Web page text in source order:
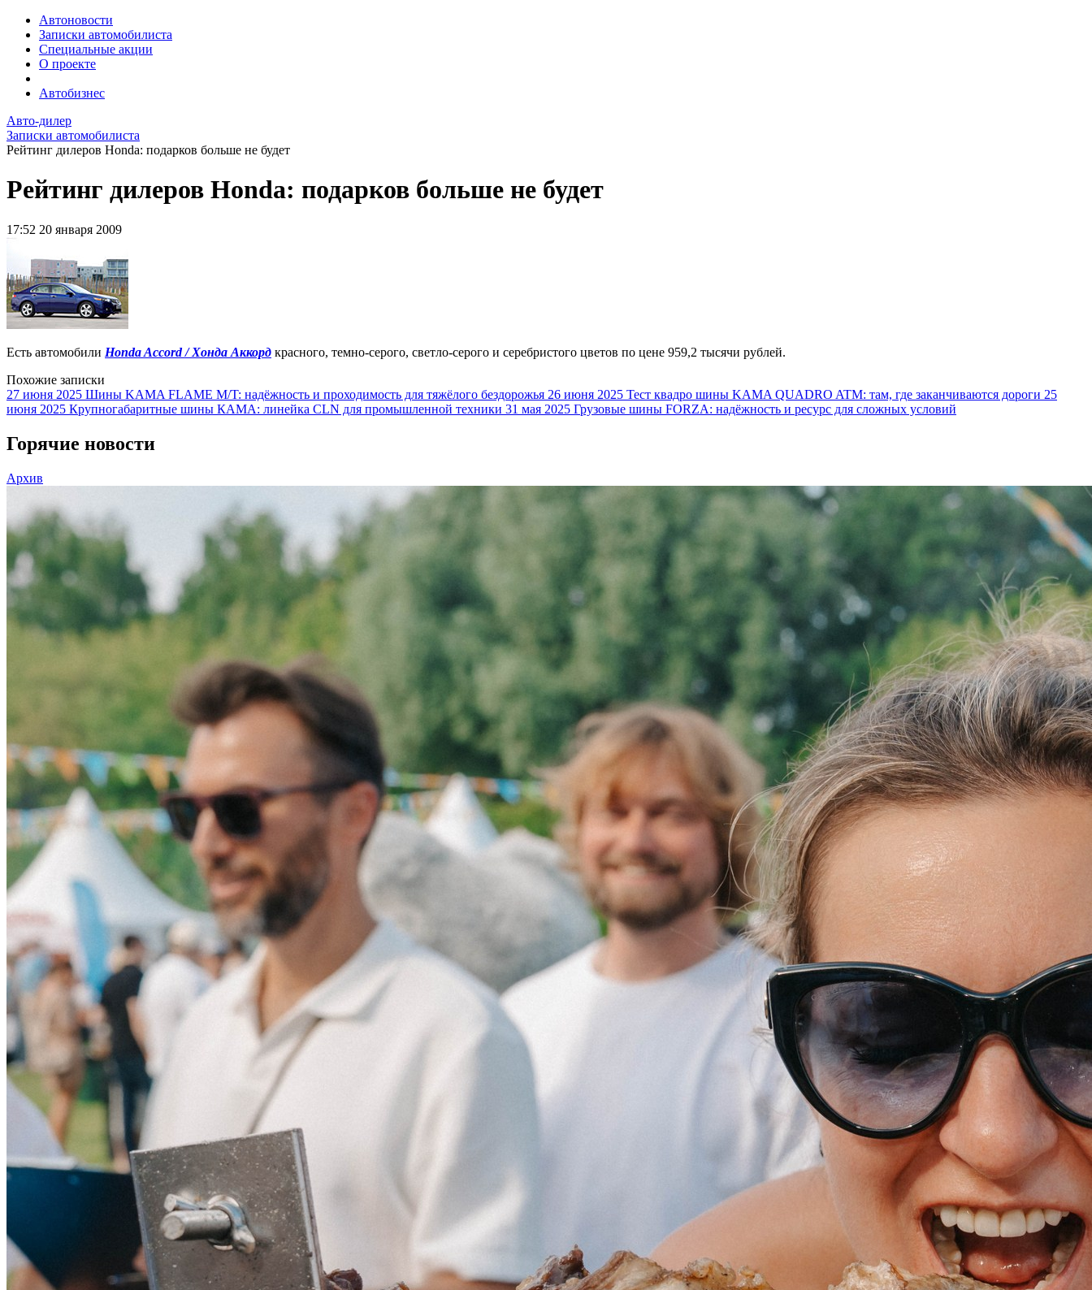
Автоновости
Записки автомобилиста
Специальные акции
О проекте
Автобизнес
Авто-дилер
Записки автомобилиста
Рейтинг дилеров Honda: подарков больше не будет
Рейтинг дилеров Honda: подарков больше не будет
17:52 20 января 2009
Есть автомобили Honda Accord / Хонда Аккорд красного, темно-серого, светло-серого и серебристого цветов по цене 959,2 тысячи рублей.
Похожие записки
27 июня 2025 Шины KAMA FLAME M/T: надёжность и проходимость для тяжёлого бездорожья 26 июня 2025 Тест квадро шины KAMA QUADRO ATM: там, где заканчиваются дороги 25
июня 2025 Крупногабаритные шины КАМА: линейка CLN для промышленной техники 31 мая 2025 Грузовые шины FORZA: надёжность и ресурс для сложных условий
Горячие новости
Архив